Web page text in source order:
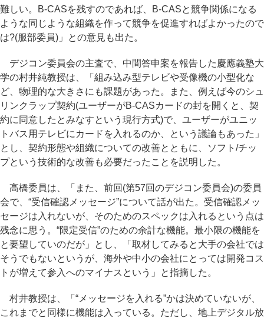
難しい。B-CASを残すのであれば、B-CASと競争関係になる
ような同じような組織を作って競争を促進すればよかったので
は?(服部委員)」との意見も出た。
デジコン委員会の主査で、中間答申案を報告した慶應義塾大
学の村井純教授は、「組み込み型テレビや受像機の小型化な
ど、物理的な大きさにも課題があった。また、例えば今のシュ
リンクラップ契約(ユーザーがB-CASカードの封を開くと、契
約に同意したとみなすという現行方式)で、ユーザーがユニッ
トバス用テレビにカードを入れるのか、という議論もあった」
とし、契約形態や組織についての改善とともに、ソフト/チッ
プという技術的な改善も必要だったことを説明した。
高橋委員は、「また、前回(第57回のデジコン委員会)の委員
会で、“受信確認メッセージ”について話が出た。受信確認メッ
セージは入れないが、そのためのスペックは入れるという点は
残念に思う。“限定受信”のための余計な機能。最小限の機能を
と要望していのだが」とし、「取材してみると大手の会社では
そうでもないというが、海外や中小の会社にとっては開発コス
トが増えて参入へのマイナスという」と指摘した。
村井教授は、「“メッセージを入れる”かは決めていないが、
これまでと同様に機能は入っている。ただし、地上デジタル放